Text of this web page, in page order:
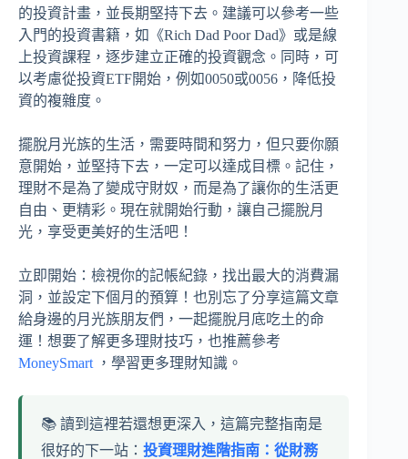
的投資計畫，並長期堅持下去。建議可以參考一些
入門的投資書籍，如《Rich Dad Poor Dad》或是線
上投資課程，逐步建立正確的投資觀念。同時，可
以考慮從投資ETF開始，例如0050或0056，降低投
資的複雜度。
擺脫月光族的生活，需要時間和努力，但只要你願
意開始，並堅持下去，一定可以達成目標。記住，
理財不是為了變成守財奴，而是為了讓你的生活更
自由、更精彩。現在就開始行動，讓自己擺脫月
光，享受更美好的生活吧！
立即開始：檢視你的記帳紀錄，找出最大的消費漏
洞，並設定下個月的預算！也別忘了分享這篇文章
給身邊的月光族朋友們，一起擺脫月底吃土的命
運！想要了解更多理財技巧，也推薦參考
MoneySmart ，學習更多理財知識。
📚 讀到這裡若還想更深入，這篇完整指南是
很好的下一站： 投資理財進階指南：從財務